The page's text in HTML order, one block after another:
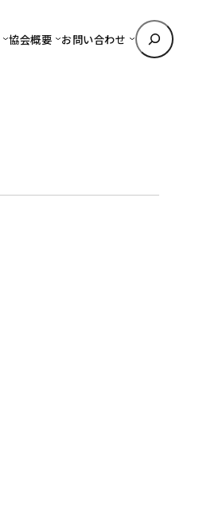
協会概要 お問い合わせ
検
索